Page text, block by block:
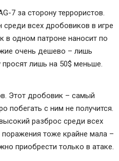
7 за сторону террористов.
всех дробовиков в игре
в одном патроне наносит по
очень дешево – лишь
лишь на 50$ меньше.
Этот дробовик – самый
побегать с ним не получится.
разброс среди всех
поражения тоже крайне мала –
приобрести только в атаке.